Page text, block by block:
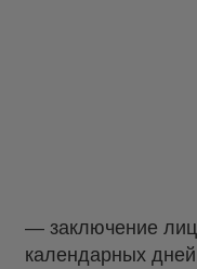
— заключение
календарных